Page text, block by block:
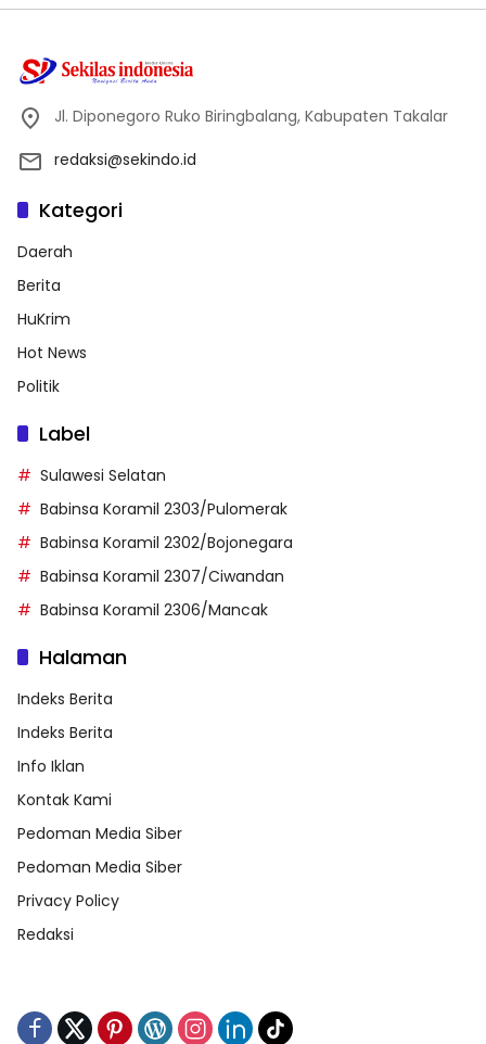
Jl. Diponegoro Ruko Biringbalang, Kabupaten Takalar
redaksi@sekindo.id
Kategori
Daerah
Berita
HuKrim
Hot News
Politik
Label
Sulawesi Selatan
Babinsa Koramil 2303/Pulomerak
Babinsa Koramil 2302/Bojonegara
Babinsa Koramil 2307/Ciwandan
Babinsa Koramil 2306/Mancak
Halaman
Indeks Berita
Indeks Berita
Info Iklan
Kontak Kami
Pedoman Media Siber
Pedoman Media Siber
Privacy Policy
Redaksi